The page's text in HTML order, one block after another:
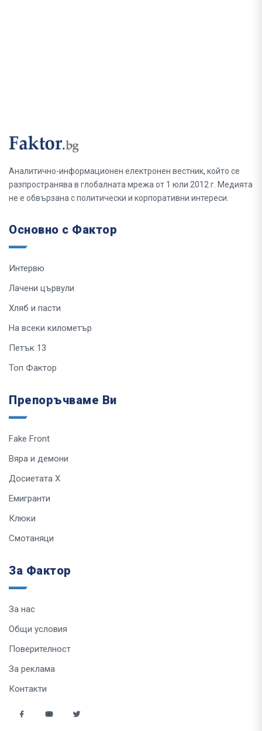
Аналитично-информационен електронен вестник, който се
разпространява в глобалната мрежа от 1 юли 2012 г. Медията
не е обвързана с политически и корпоративни интереси.
Основно с Фактор
Интервю
Лачени цървули
Хляб и пасти
На всеки километър
Петък 13
Топ Фактор
Препоръчваме Ви
Fake Front
Вяра и демони
Досиетата Х
Емигранти
Клюки
Смотаняци
За Фактор
За нас
Общи условия
Поверителност
За реклама
Контакти